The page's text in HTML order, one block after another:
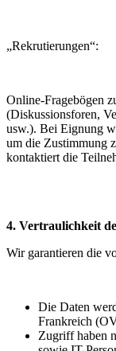
„Rekrutierungen“:
Online-Fragebögen
(Diskussionsforen,
usw.). Bei Eignung
um die Zustimmung
kontaktiert die
4. Vertraulichkeit
Wir garantieren die
Die Daten
Frankreich
Zugriff haben